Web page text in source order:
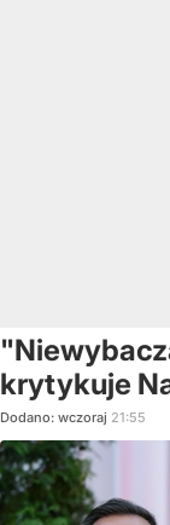
krytykuje
Dodano: wczoraj 21:55